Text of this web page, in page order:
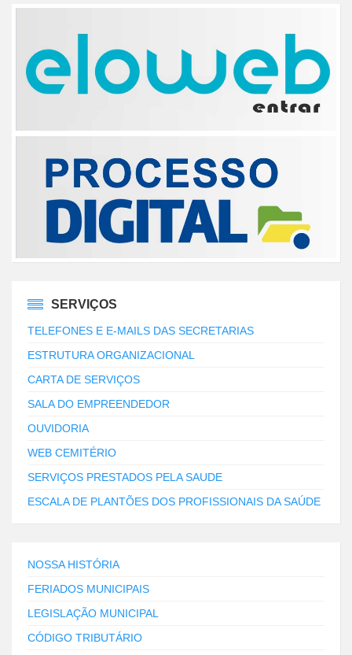
SERVIÇOS
TELEFONES E E-MAILS DAS SECRETARIAS
ESTRUTURA ORGANIZACIONAL
CARTA DE SERVIÇOS
SALA DO EMPREENDEDOR
OUVIDORIA
WEB CEMITÉRIO
SERVIÇOS PRESTADOS PELA SAUDE
ESCALA DE PLANTÕES DOS PROFISSIONAIS DA SAÚDE
NOSSA HISTÓRIA
FERIADOS MUNICIPAIS
LEGISLAÇÃO MUNICIPAL
CÓDIGO TRIBUTÁRIO